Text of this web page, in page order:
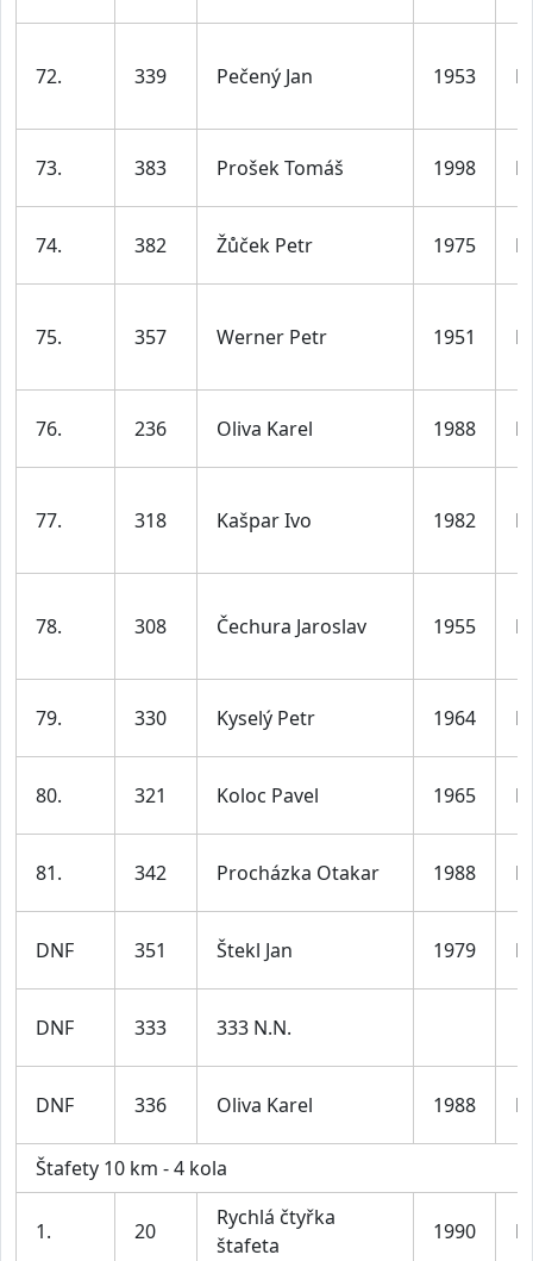
72. 339 Pečený Jan 1953 M
73. 383 Prošek Tomáš 1998 M
74. 382 Žůček Petr 1975 M
75. 357 Werner Petr 1951 M
76. 236 Oliva Karel 1988 M
77. 318 Kašpar Ivo 1982 M
78. 308 Čechura Jaroslav 1955 M
79. 330 Kyselý Petr 1964 M
80. 321 Koloc Pavel 1965 M
81. 342 Procházka Otakar 1988 M
DNF 351 Štekl Jan 1979 M
DNF 333 333 N.N.
DNF 336 Oliva Karel 1988 M
Štafety 10 km - 4 kola
1. 20
Rychlá čtyřka
štafeta
1990 M